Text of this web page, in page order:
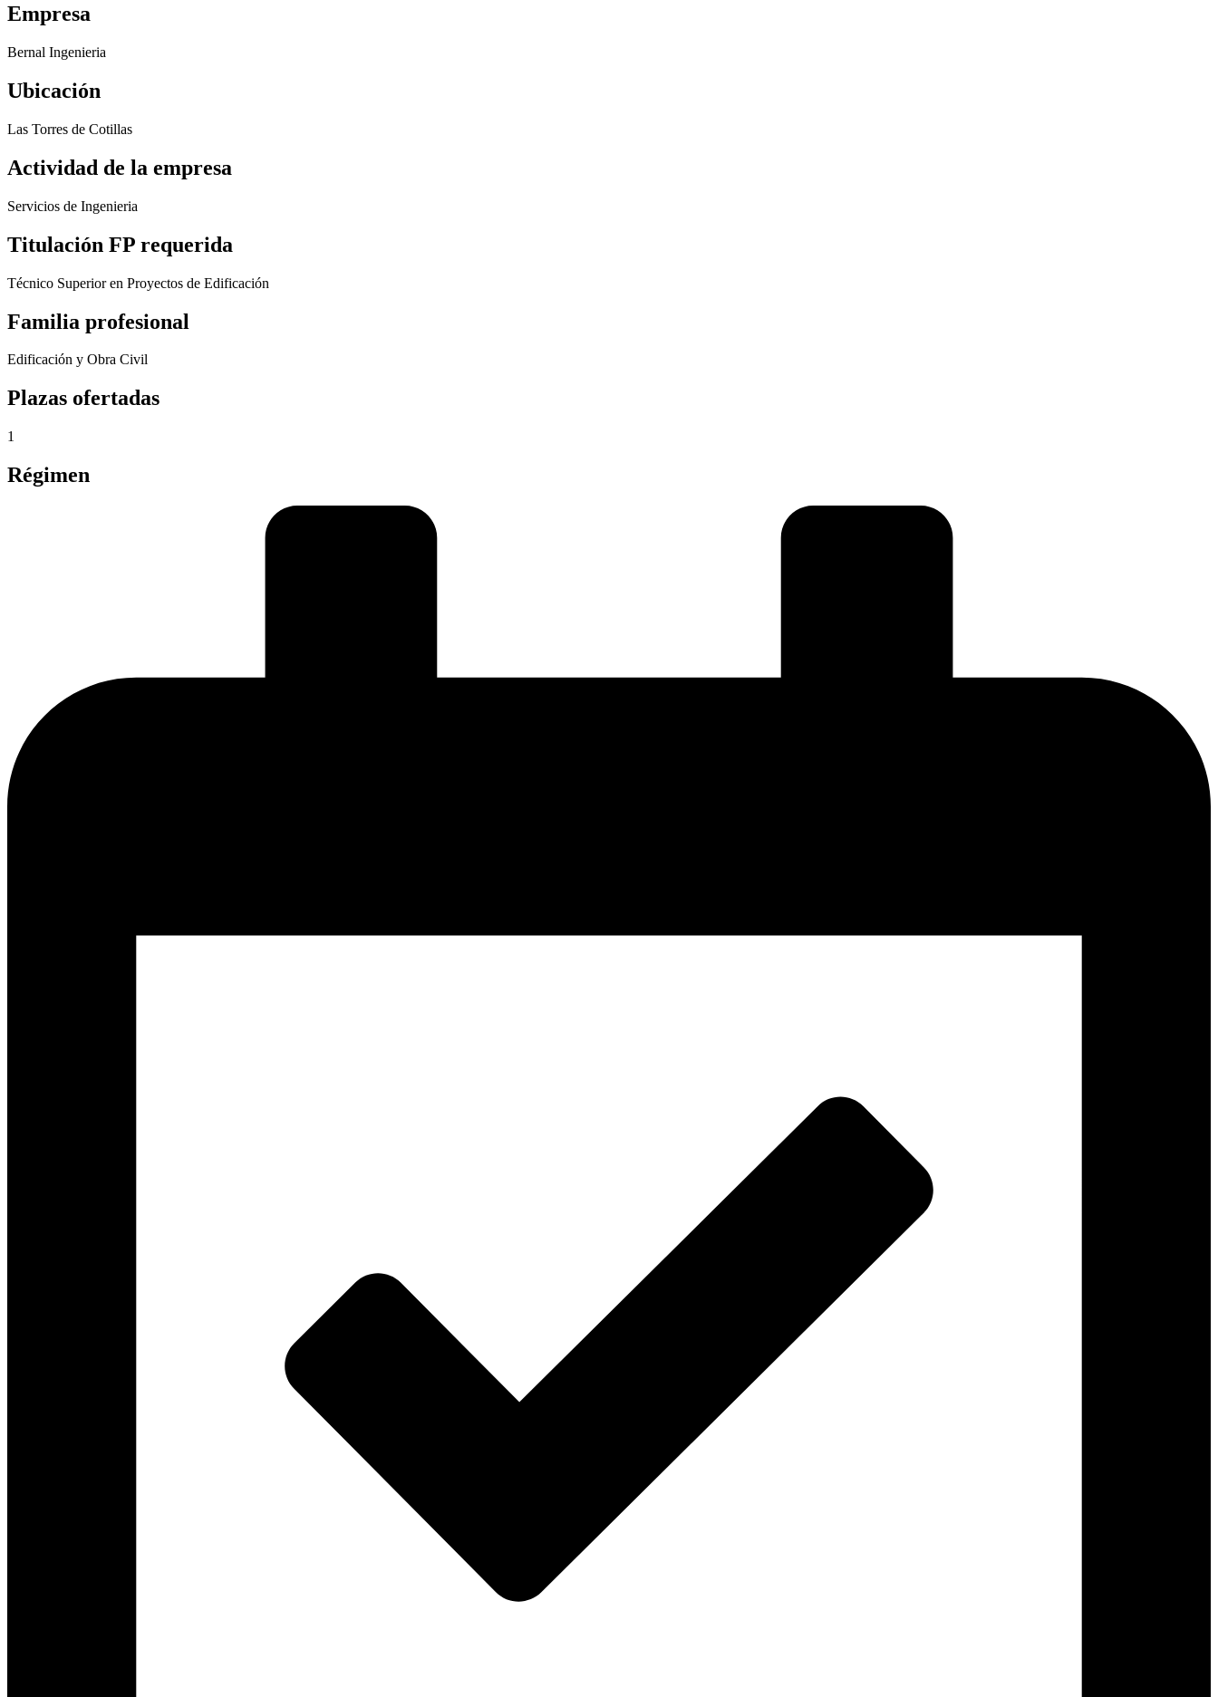
Empresa
Bernal Ingenieria
Ubicación
Las Torres de Cotillas
Actividad de la empresa
Servicios de Ingenieria
Titulación FP requerida
Técnico Superior en Proyectos de Edificación
Familia profesional
Edificación y Obra Civil
Plazas ofertadas
1
Régimen